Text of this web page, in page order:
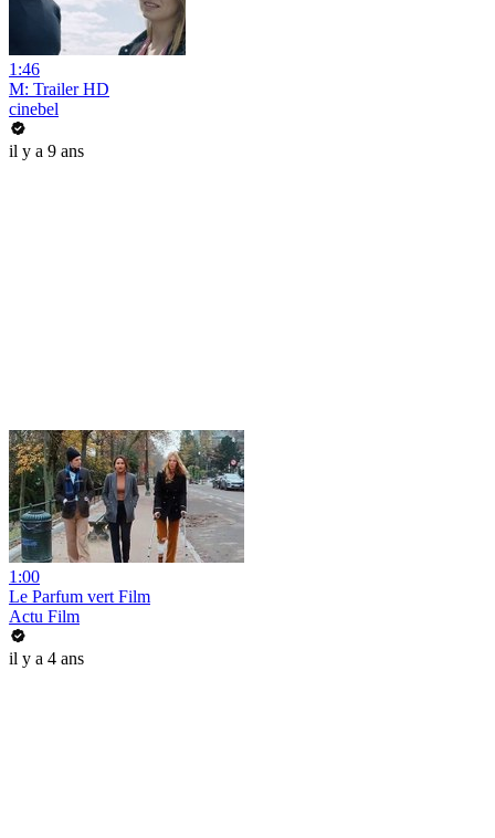
1:46
M: Trailer HD
cinebel
il y a 9 ans
1:00
Le Parfum vert Film
Actu Film
il y a 4 ans